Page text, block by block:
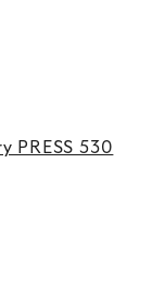
PRESS 530